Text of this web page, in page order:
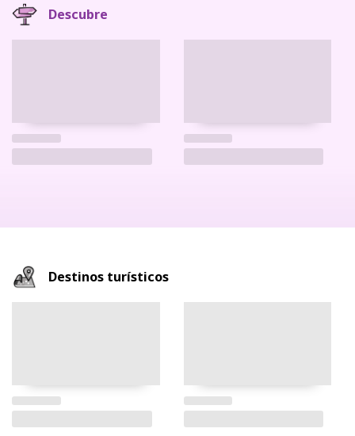
Descubre
Destinos turísticos